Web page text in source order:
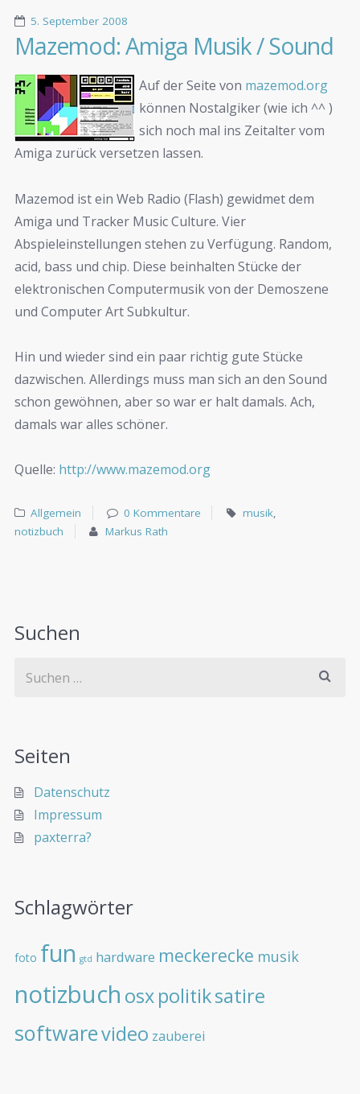
5. September 2008
Mazemod: Amiga Musik / Sound
Auf der Seite von mazemod.org
können Nostalgiker (wie ich ^^ )
sich noch mal ins Zeitalter vom
Amiga zurück versetzen lassen.
Mazemod ist ein Web Radio (Flash) gewidmet dem
Amiga und Tracker Music Culture. Vier
Abspieleinstellungen stehen zu Verfügung. Random,
acid, bass und chip. Diese beinhalten Stücke der
elektronischen Computermusik von der Demoszene
und Computer Art Subkultur.
Hin und wieder sind ein paar richtig gute Stücke
dazwischen. Allerdings muss man sich an den Sound
schon gewöhnen, aber so war er halt damals. Ach,
damals war alles schöner.
Quelle: http://www.mazemod.org
Allgemein 0 Kommentare musik,
notizbuch
Markus Rath
Suchen
Seiten
Datenschutz
Impressum
paxterra?
Schlagwörter
foto fun gtd hardware meckerecke musik
notizbuch osxpolitiksatire
softwarevideo zauberei